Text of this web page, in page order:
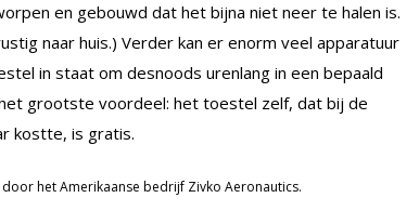
en gebouwd dat het bijna niet neer te halen is.
naar huis.) Verder kan er enorm veel apparatuur
in staat om desnoods urenlang in een bepaald
grootste voordeel: het toestel zelf, dat bij de
kostte, is gratis.
het Amerikaanse bedrijf Zivko Aeronautics.